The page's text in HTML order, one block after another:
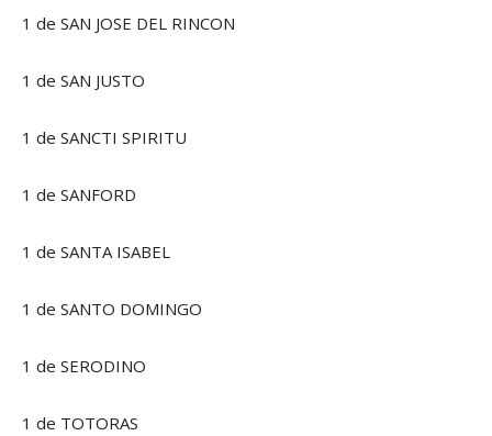
1 de SAN JOSE DEL RINCON
1 de SAN JUSTO
1 de SANCTI SPIRITU
1 de SANFORD
1 de SANTA ISABEL
1 de SANTO DOMINGO
1 de SERODINO
1 de TOTORAS